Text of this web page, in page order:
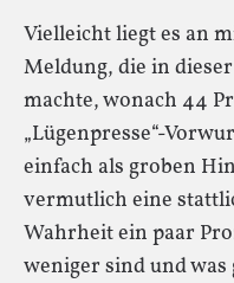
Vielleicht liegt es an
Meldung, die in
machte, wonach 44
„Lügenpresse“-
einfach als groben
vermutlich eine
Wahrheit ein paar
weniger sind und was